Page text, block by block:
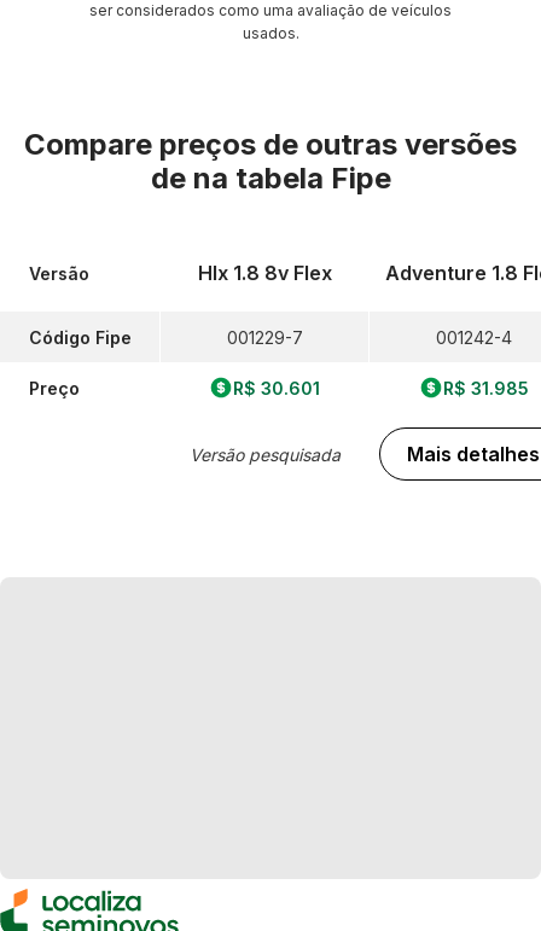
ser considerados como uma avaliação de veículos
usados.
Compare preços de outras versões
de na tabela Fipe
Versão
Código Fipe
Preço
Hlx 1.8 8v Flex
001229-7
R$ 30.601
Versão pesquisada
Adventure 1.8
001242-4
R$ 31.985
Mais detalhes